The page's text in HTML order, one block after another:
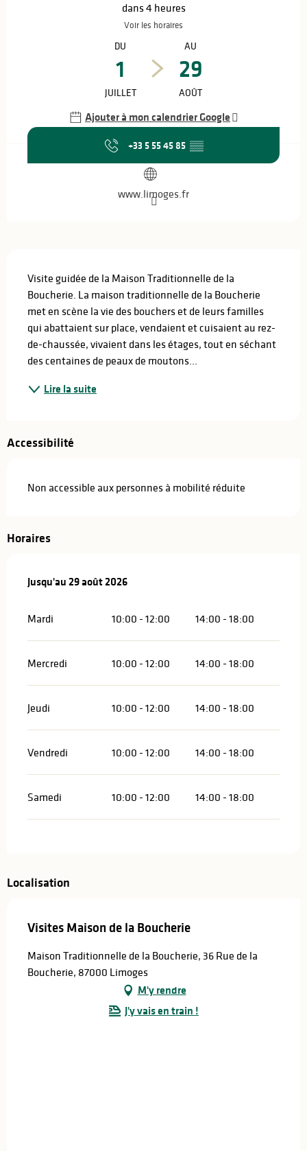
dans 4 heures
Voir les horaires
DU
1
JUILLET
AU
29
AOÛT
Ajouter à mon calendrier Google
+33 5 55 45 85 ▒▒
www.limoges.fr
Visite guidée de la Maison Traditionnelle de la
Boucherie. La maison traditionnelle de la Boucherie
met en scène la vie des bouchers et de leurs familles
qui abattaient sur place, vendaient et cuisaient au rez-
de-chaussée, vivaient dans les étages, tout en séchant
des centaines de peaux de moutons...
Lire la suite
Accessibilité
Non accessible aux personnes à mobilité réduite
Horaires
Du1 juillet 2026au29 août 2026
Jusqu'au29 août 2026
Mardi 10:00 - 12:00 14:00 - 18:00
Mercredi 10:00 - 12:00 14:00 - 18:00
Jeudi 10:00 - 12:00 14:00 - 18:00
Vendredi 10:00 - 12:00 14:00 - 18:00
Samedi 10:00 - 12:00 14:00 - 18:00
Localisation
Visites Maison de la Boucherie
Maison Traditionnelle de la Boucherie, 36 Rue de la
Boucherie, 87000 Limoges
M'y rendre
J'y vais en train !